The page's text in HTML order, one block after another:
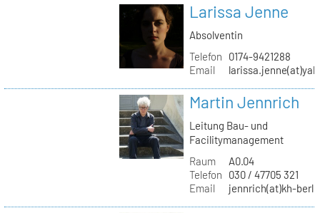
Larissa Jenne
Absolventin
Telefon
0174-9421288
Email
Martin Jennrich
Leitung Bau- und
Facilitymanagement
Raum
A0.04
Telefon
030 / 47705 321
Email
jennrich(at)kh-